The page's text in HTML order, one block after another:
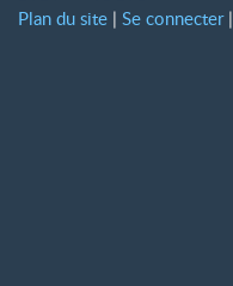
Plan du site | Se connecter|